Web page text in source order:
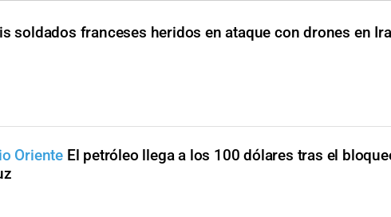
soldados franceses heridos en ataque con drones en
Oriente El petróleo llega a los 100 dólares tras el